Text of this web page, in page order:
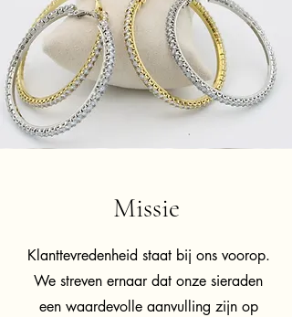
Missie
Klanttevredenheid staat bij ons voorop.
We streven ernaar dat onze sieraden
een waardevolle aanvulling zijn op